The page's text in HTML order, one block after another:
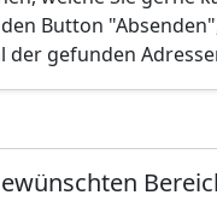
Button
der gefunden